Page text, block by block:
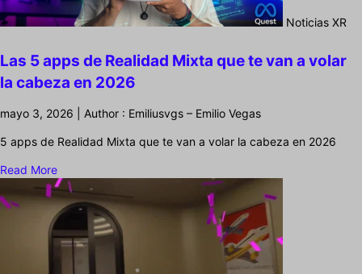
Noticias XR
Las 5 apps de Realidad Mixta que te van a volar
la cabeza en 2026
mayo 3, 2026 | Author : Emiliusvgs – Emilio Vegas
5 apps de Realidad Mixta que te van a volar la cabeza en 2026
Read More